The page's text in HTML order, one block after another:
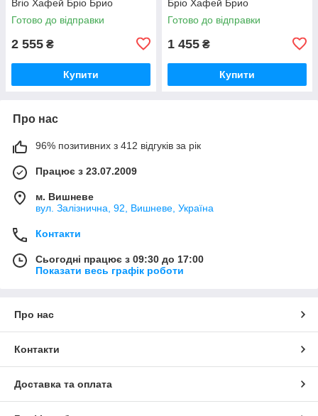
Brio Хафей Бріо Брио
Готово до відправки
2 555 ₴
Купити
Бріо Хафей Брио
Готово до відправки
1 455 ₴
Купити
Про нас
96% позитивних з 412 відгуків за рік
Працює з 23.07.2009
м. Вишневе
вул. Залізнична, 92, Вишневе, Україна
Контакти
Сьогодні працює з 09:30 до 17:00
Показати весь графік роботи
Про нас
Контакти
Доставка та оплата